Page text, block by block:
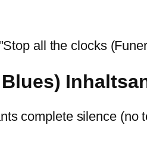
all the clocks
complete silence (no